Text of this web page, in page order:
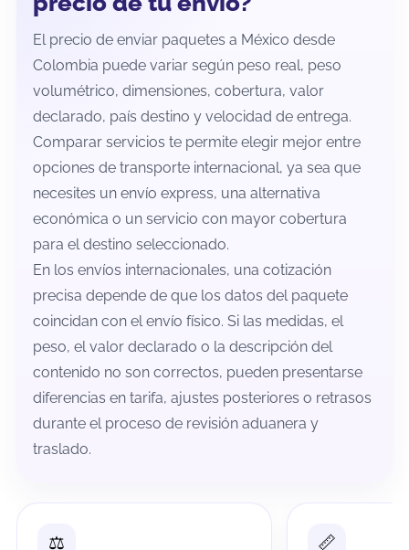
El precio de enviar paquetes a México desde
Colombia puede variar según peso real, peso
volumétrico, dimensiones, cobertura, valor
declarado, país destino y velocidad de entrega.
Comparar servicios te permite elegir mejor entre
opciones de transporte internacional, ya sea que
necesites un envío express, una alternativa
económica o un servicio con mayor cobertura
para el destino seleccionado.
En los envíos internacionales, una cotización
precisa depende de que los datos del paquete
coincidan con el envío físico. Si las medidas, el
peso, el valor declarado o la descripción del
contenido no son correctos, pueden presentarse
diferencias en tarifa, ajustes posteriores o retrasos
durante el proceso de revisión aduanera y
traslado.